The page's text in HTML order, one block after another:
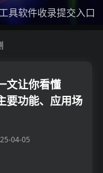
文让你看懂
功能、应用场
04-05